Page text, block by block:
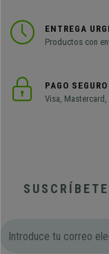
ENTREGA
Productos con
PAGO SEGURO
Visa, Mastercard,